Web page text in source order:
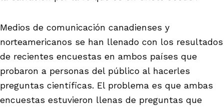
Medios de comunicación canadienses y
norteamericanos se han llenado con los resultados
de recientes encuestas en ambos países que
probaron a personas del público al hacerles
preguntas científicas. El problema es que ambas
encuestas estuvieron llenas de preguntas que